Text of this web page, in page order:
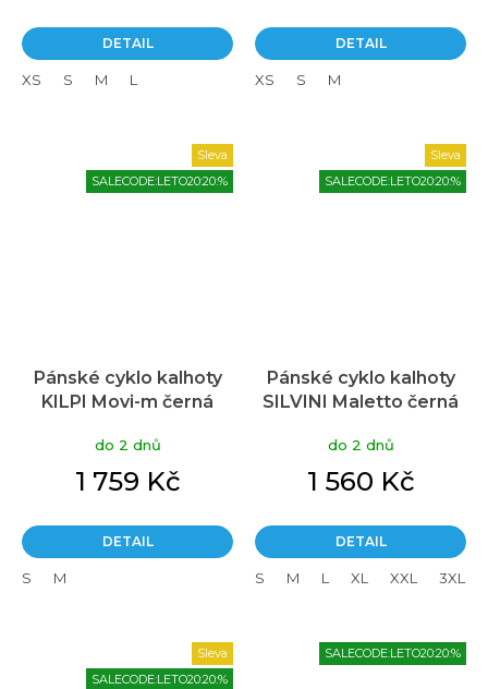
DETAIL
XS S M L
DETAIL
XS S M
Sleva
SALECODE:LETO20:20:%
Pánské cyklo kalhoty
KILPI Movi-m černá
do 2 dnů
1 759 Kč
DETAIL
S M
Sleva
SALECODE:LETO20:20:%
Pánské cyklo kalhoty
SILVINI Maletto černá
do 2 dnů
1 560 Kč
DETAIL
S M L XL XXL 3XL
Sleva
SALECODE:LETO20:20:%
SALECODE:LETO20:20:%